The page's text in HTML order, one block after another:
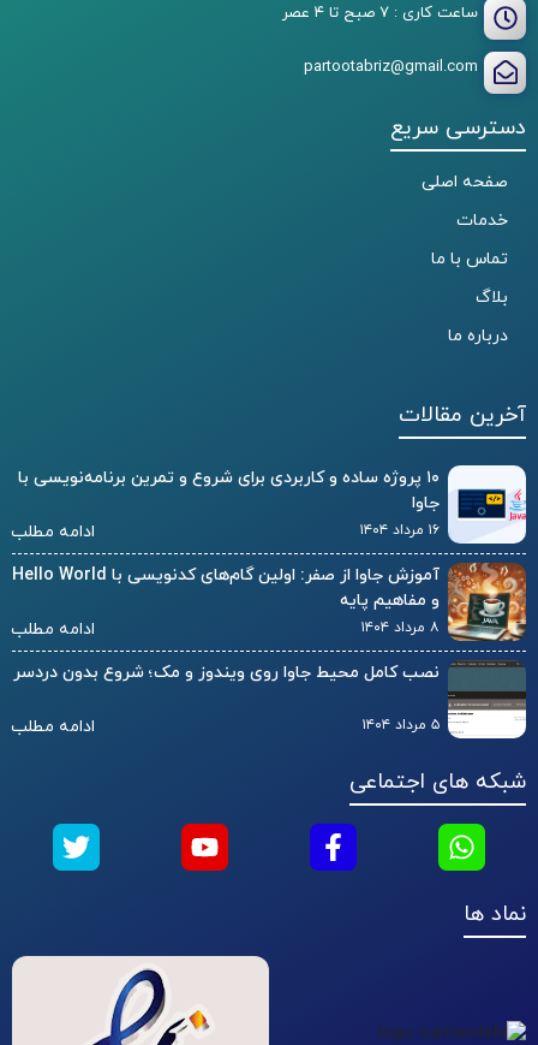
ساعت کاری : ۷ صبح تا ۴ عصر
partootabriz@gmail.com
دسترسی سریع
صفحه اصلی
خدمات
تماس با ما
بلاگ
درباره ما
آخرین مقالات
۱۰ پروژه ساده و کاربردی برای شروع و تمرین برنامه‌نویسی با
جاوا
۱۶ مرداد ۱۴۰۴
ادامه مطلب
آموزش جاوا از صفر: اولین گام‌های کدنویسی با Hello World
و مفاهیم پایه
۸ مرداد ۱۴۰۴
ادامه مطلب
نصب کامل محیط جاوا روی ویندوز و مک؛ شروع بدون دردسر
۵ مرداد ۱۴۰۴ ادامه مطلب
شبکه های اجتماعی
نماد ها